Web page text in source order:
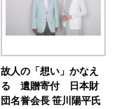
故人の「想い」かなえ
る 遺贈寄付 日本財
団名誉会長 笹川陽平氏